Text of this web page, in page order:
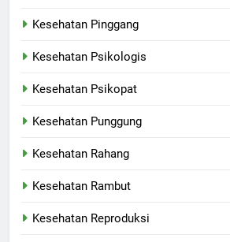
Kesehatan Pinggang
Kesehatan Psikologis
Kesehatan Psikopat
Kesehatan Punggung
Kesehatan Rahang
Kesehatan Rambut
Kesehatan Reproduksi